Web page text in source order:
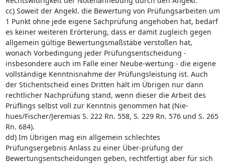
cc) Soweit der Angekl. die Bewertung von Prüfungsarbeiten um
1 Punkt ohne jede eigene Sachprüfung angehoben hat, bedarf
es keiner weiteren Erörterung, dass er damit zugleich gegen
allgemein gültige Bewertungsmaßstäbe verstoßen hat,
wonach Vorbedingung jeder Prüfungsentscheidung -
insbesondere auch im Falle einer Neube-wertung - die eigene
vollständige Kenntnisnahme der Prüfungsleistung ist. Auch
der Stichentscheid eines Dritten hält im Übrigen nur dann
rechtlicher Nachprüfung stand, wenn dieser die Arbeit des
Prüflings selbst voll zur Kenntnis genommen hat (Nie-
hues/Fischer/Jeremias S. 222 Rn. 558, S. 229 Rn. 576 und S. 265
Rn. 684).
dd) Im Übrigen mag ein allgemein schlechtes
Prüfungsergebnis Anlass zu einer Über-prüfung der
Bewertungsentscheidungen geben, rechtfertigt aber für sich